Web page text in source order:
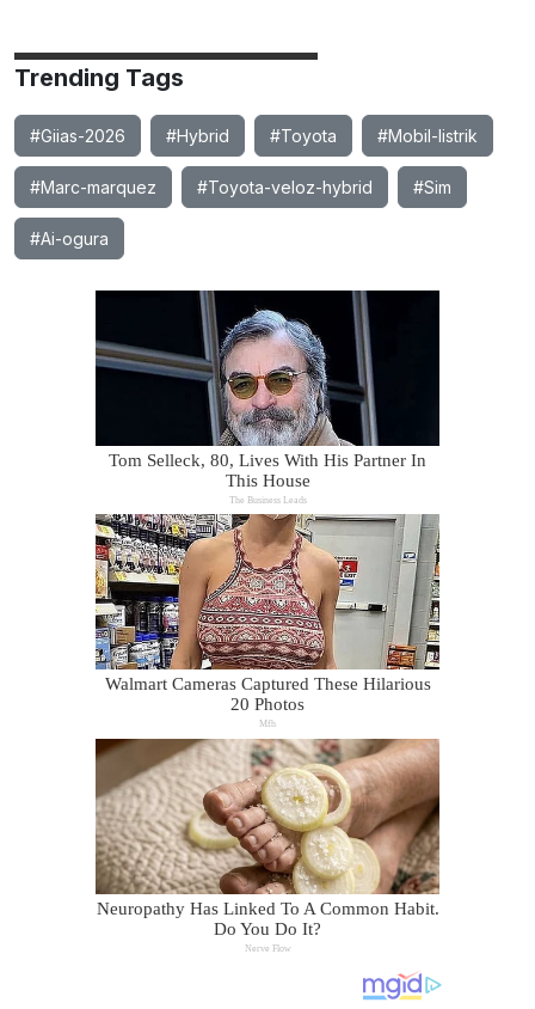
Trending Tags
#Giias-2026 #Hybrid #Toyota #Mobil-listrik
#Marc-marquez #Toyota-veloz-hybrid #Sim
#Ai-ogura